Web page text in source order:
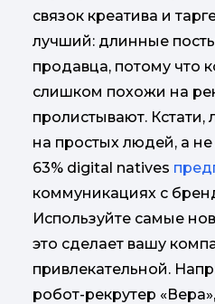
связок креатива и
лучший: длинные
продавца, потому что
слишком похожи на
пролистывают. Кстати,
на простых людей, а
63% digital natives
коммуникациях с
Используйте самые
это сделает вашу
привлекательной.
робот-рекрутер